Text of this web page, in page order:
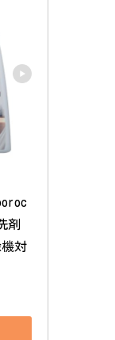
剤
対